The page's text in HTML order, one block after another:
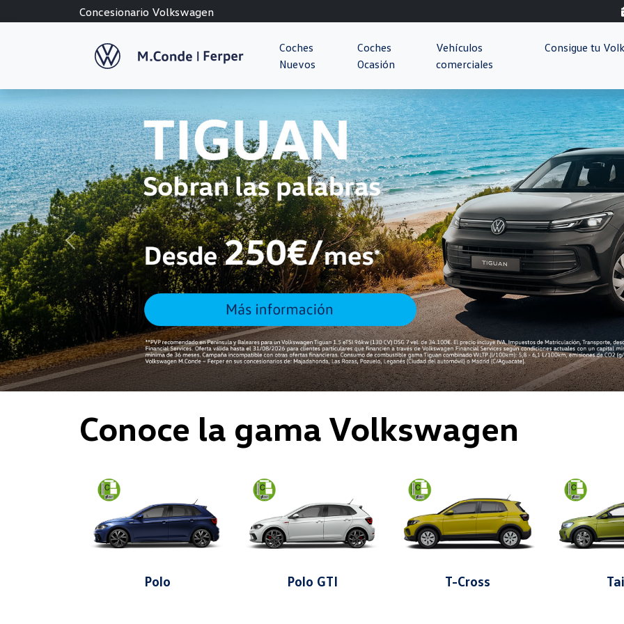
Concesionario Volkswagen
Coches
Nuevos
Coches
Ocasión
Vehículos
comerciales
Consigue tu
Previous
Conoce la gama Volkswagen
Polo Polo GTI T-Cross